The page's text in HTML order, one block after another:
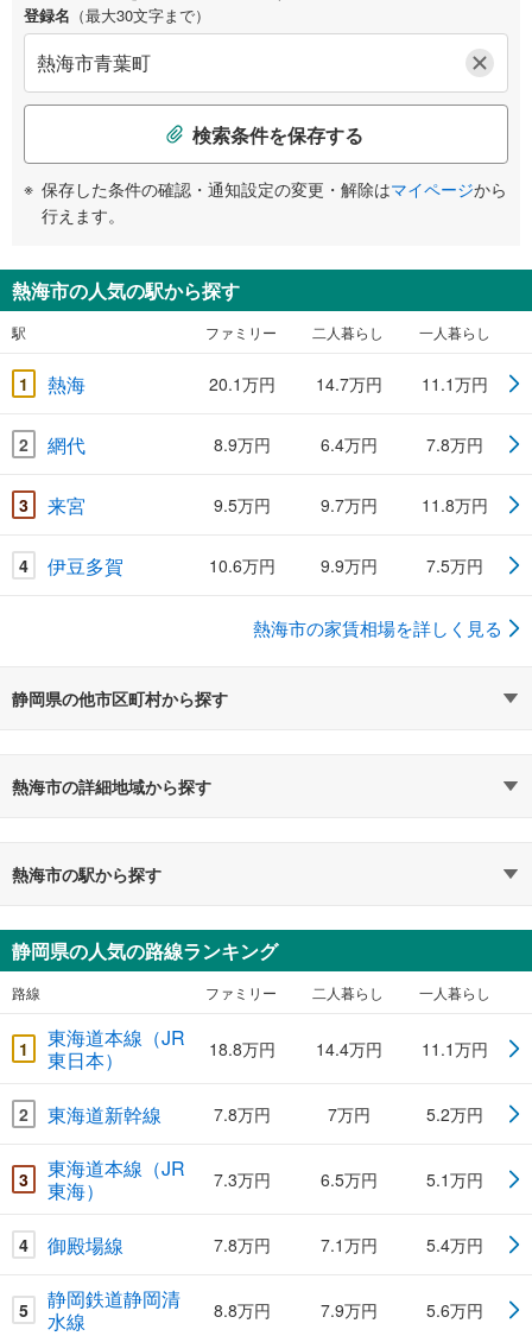
登録名 （最大30文字まで）
検索条件を保存する
保存した条件の確認・通知設定の変更・解除はマイページから
行えます。
熱海市の人気の駅から探す
駅 ファミリー 二人暮らし 一人暮らし
1 熱海 20.1万円 14.7万円 11.1万円
2 網代 8.9万円 6.4万円 7.8万円
3 来宮 9.5万円 9.7万円 11.8万円
4 伊豆多賀 10.6万円 9.9万円 7.5万円
熱海市の家賃相場を詳しく見る
静岡県の他市区町村から探す
熱海市の詳細地域から探す
熱海市の駅から探す
静岡県の人気の路線ランキング
路線 ファミリー 二人暮らし 一人暮らし
1
東海道本線（JR
東日本）
18.8万円 14.4万円 11.1万円
2 東海道新幹線 7.8万円 7万円 5.2万円
3
東海道本線（JR
東海）
7.3万円 6.5万円 5.1万円
4 御殿場線 7.8万円 7.1万円 5.4万円
5
静岡鉄道静岡清
水線
8.8万円 7.9万円 5.6万円